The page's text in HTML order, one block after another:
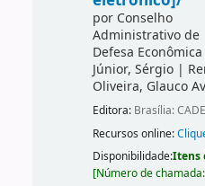
por Conselho
Administrativo de
Defesa Econômica
Júnior, Sérgio|
Oliveira, Glauco
Editora: Brasília:
Recursos online:
Disponibilidade:Itens
[Número de chamada: